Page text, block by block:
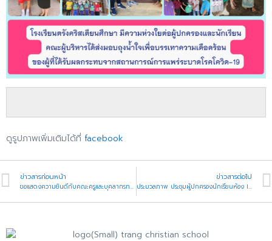
ดูรูปภาพเพิ่มเติมได้ที่ facebook
ข่าวสารก่อนหน้า
ขอแสดงความยินดีกับคณะครูและบุคลากรทางการศึกษา ของโรงเรียนตรังคริสเตียนศึกษา ที่ได้รับการคัดเลือกเข้ารับรางวัลเกียรติบัตรครูและบุคลากรทางการศึกษาดีเด่น เพื่อยกย่องเชิดชูเกียรติ เนื่องในงานวันครู ครั้งที่ 66 พ.ศ. 2564 จังหวัดตรัง ประจำปีการศึกษา 2564
ข่าวสารต่อไป
ประมวลภาพ ประชุมผู้ปกครองนักเรียนห้อง IEP ระดับชั้น ป.1-ป.5 วันที่ 14 พฤษภาคม 2565